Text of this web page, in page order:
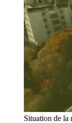
Situation de la